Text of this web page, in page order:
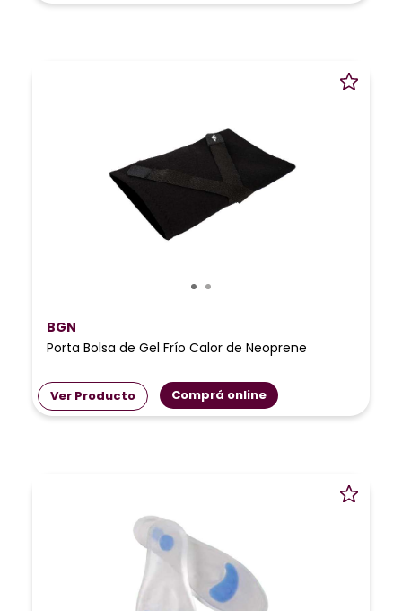
BGN
Porta Bolsa de Gel Frío Calor de Neoprene
Ver Producto Comprá online